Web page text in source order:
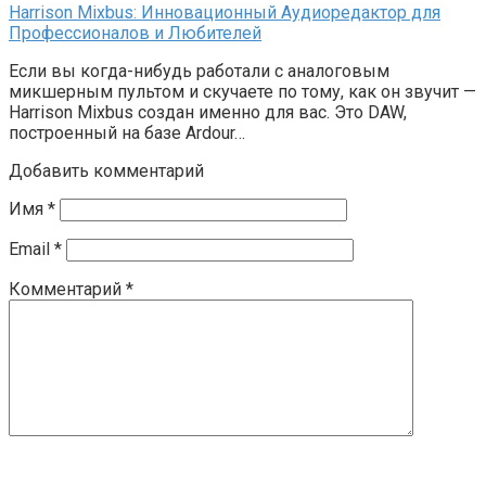
Harrison Mixbus: Инновационный Аудиоредактор для
Профессионалов и Любителей
Если вы когда-нибудь работали с аналоговым
микшерным пультом и скучаете по тому, как он звучит —
Harrison Mixbus создан именно для вас. Это DAW,
построенный на базе Ardour…
Добавить комментарий
Имя *
Email *
Комментарий *